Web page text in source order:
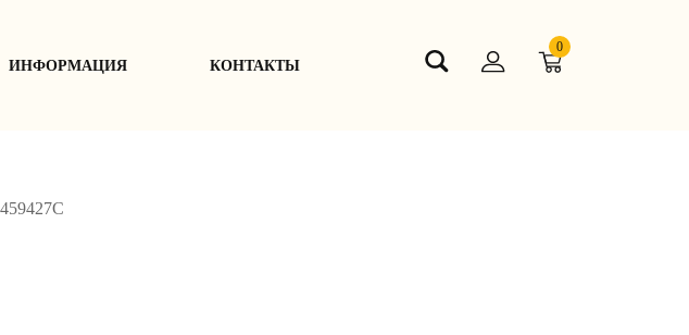
ИНФОРМАЦИЯ КОНТАКТЫ
0